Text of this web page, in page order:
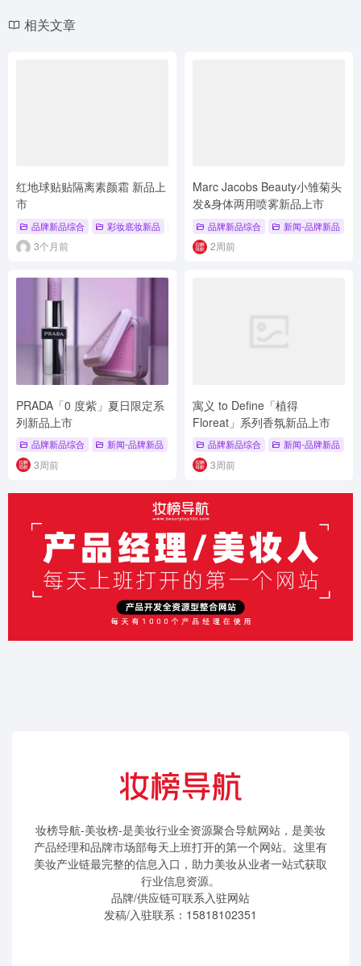
相关文章
红地球贴贴隔离素颜霜 新品上
市
品牌新品综合 彩妆底妆新品 # 新品发布 # 品牌新品 # 品牌新品综合
3个月前
Marc Jacobs Beauty小雏菊头
发&身体两用喷雾新品上市
品牌新品综合 新闻-品牌新品
2周前
PRADA「0 度紫」夏日限定系
列新品上市
品牌新品综合 新闻-品牌新品 # 夏日限定 # 彩妆系列 # 0度紫
3周前
寓义 to Define「植得
Floreat」系列香氛新品上市
品牌新品综合 新闻-品牌新品
3周前
妆榜导航-美妆榜-是美妆行业全资源聚合导航网站，是美妆
产品经理和品牌市场部每天上班打开的第一个网站。这里有
美妆产业链最完整的信息入口，助力美妆从业者一站式获取
行业信息资源。
品牌/供应链可联系入驻网站
发稿/入驻联系：15818102351